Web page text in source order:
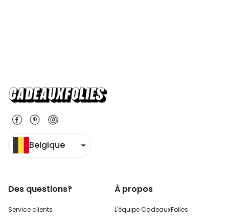
Belgique
Des questions?
Service clients
À propos
L'équipe CadeauxFolies